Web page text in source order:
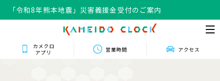
「令和8年熊本地震」災害義援金受付のご案内
カメクロ
アプリ
営業時間 アクセス